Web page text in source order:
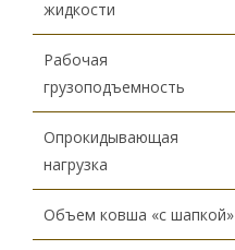
жидкости
Рабочая
грузоподъемность
Опрокидывающая
нагрузка
Объем ковша «с шапкой»